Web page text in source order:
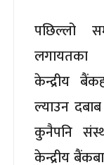
पछिल्लो
लगायतका
केन्द्रीय
ल्याउन
कुनैपनि
केन्द्रीय